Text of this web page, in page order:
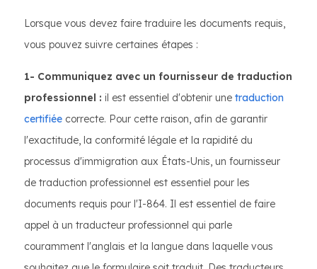
Lorsque vous devez faire traduire les documents requis,
vous pouvez suivre certaines étapes :
1- Communiquez avec un fournisseur de traduction
professionnel : il est essentiel d'obtenir une traduction
certifiée correcte. Pour cette raison, afin de garantir
l'exactitude, la conformité légale et la rapidité du
processus d'immigration aux États-Unis, un fournisseur
de traduction professionnel est essentiel pour les
documents requis pour l'I-864. Il est essentiel de faire
appel à un traducteur professionnel qui parle
couramment l'anglais et la langue dans laquelle vous